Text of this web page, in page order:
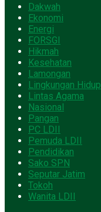
Dakwah
Ekonomi
Energi
FORSGI
Hikmah
Kesehatan
Lamongan
Lingkungan Hidup
Lintas Agama
Nasional
Pangan
PC LDII
Pemuda LDII
Pendidikan
Sako SPN
Seputar Jatim
Tokoh
Wanita LDII